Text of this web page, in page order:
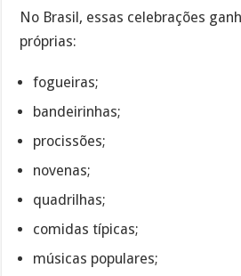
No Brasil, essas celebrações
próprias:
fogueiras;
bandeirinhas;
procissões;
novenas;
quadrilhas;
comidas típicas;
músicas populares;